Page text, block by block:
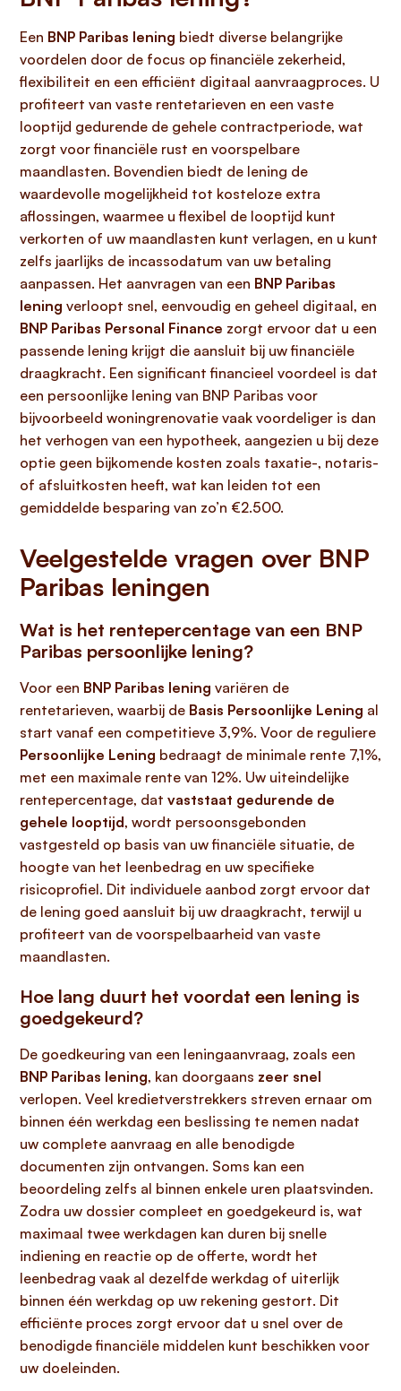
Een BNP Paribas lening biedt diverse belangrijke
voordelen door de focus op financiële zekerheid,
flexibiliteit en een efficiënt digitaal aanvraagproces. U
profiteert van vaste rentetarieven en een vaste
looptijd gedurende de gehele contractperiode, wat
zorgt voor financiële rust en voorspelbare
maandlasten. Bovendien biedt de lening de
waardevolle mogelijkheid tot kosteloze extra
aflossingen, waarmee u flexibel de looptijd kunt
verkorten of uw maandlasten kunt verlagen, en u kunt
zelfs jaarlijks de incassodatum van uw betaling
aanpassen. Het aanvragen van een BNP Paribas
lening verloopt snel, eenvoudig en geheel digitaal, en
BNP Paribas Personal Finance zorgt ervoor dat u een
passende lening krijgt die aansluit bij uw financiële
draagkracht. Een significant financieel voordeel is dat
een persoonlijke lening van BNP Paribas voor
bijvoorbeeld woningrenovatie vaak voordeliger is dan
het verhogen van een hypotheek, aangezien u bij deze
optie geen bijkomende kosten zoals taxatie-, notaris-
of afsluitkosten heeft, wat kan leiden tot een
gemiddelde besparing van zo’n €2.500.
Veelgestelde vragen over BNP
Paribas leningen
Wat is het rentepercentage van een BNP
Paribas persoonlijke lening?
Voor een BNP Paribas lening variëren de
rentetarieven, waarbij de Basis Persoonlijke Lening al
start vanaf een competitieve 3,9%. Voor de reguliere
Persoonlijke Lening bedraagt de minimale rente 7,1%,
met een maximale rente van 12%. Uw uiteindelijke
rentepercentage, dat vaststaat gedurende de
gehele looptijd, wordt persoonsgebonden
vastgesteld op basis van uw financiële situatie, de
hoogte van het leenbedrag en uw specifieke
risicoprofiel. Dit individuele aanbod zorgt ervoor dat
de lening goed aansluit bij uw draagkracht, terwijl u
profiteert van de voorspelbaarheid van vaste
maandlasten.
Hoe lang duurt het voordat een lening is
goedgekeurd?
De goedkeuring van een leningaanvraag, zoals een
BNP Paribas lening, kan doorgaans zeer snel
verlopen. Veel kredietverstrekkers streven ernaar om
binnen één werkdag een beslissing te nemen nadat
uw complete aanvraag en alle benodigde
documenten zijn ontvangen. Soms kan een
beoordeling zelfs al binnen enkele uren plaatsvinden.
Zodra uw dossier compleet en goedgekeurd is, wat
maximaal twee werkdagen kan duren bij snelle
indiening en reactie op de offerte, wordt het
leenbedrag vaak al dezelfde werkdag of uiterlijk
binnen één werkdag op uw rekening gestort. Dit
efficiënte proces zorgt ervoor dat u snel over de
benodigde financiële middelen kunt beschikken voor
uw doeleinden.